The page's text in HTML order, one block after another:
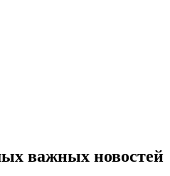
важных новостей